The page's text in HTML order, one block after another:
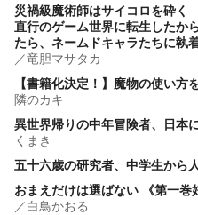
災禍級魔術師はサイコロを砕
直行のゲーム世界に転生したか
たら、ネームドキャラたちに執
／竜胆マサタカ
【書籍化決定！】魔物の使い方
隣のカキ
異世界帰りの中年冒険者、日本
くまき
五十六歳の研究者、中学生から
おまえだけは選ばない 《第一巻
／白鳥かおる